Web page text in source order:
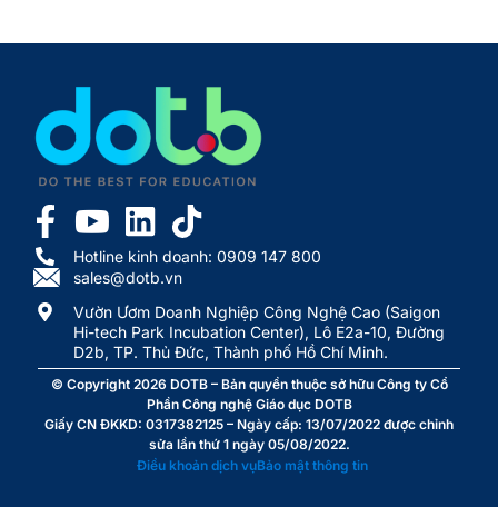
Hotline kinh doanh: 0909 147 800
sales@dotb.vn
Vườn Ươm Doanh Nghiệp Công Nghệ Cao (Saigon
Hi-tech Park Incubation Center), Lô E2a-10, Đường
D2b, TP. Thủ Đức, Thành phố Hồ Chí Minh.
© Copyright 2026 DOTB– Bản quyền thuộc sở hữu Công ty Cổ
Phần Công nghệ Giáo dục DOTB
Giấy CN ĐKKD: 0317382125 – Ngày cấp: 13/07/2022 được chỉnh
sửa lần thứ 1 ngày 05/08/2022.
Điều khoản dịch vụBảo mật thông tin